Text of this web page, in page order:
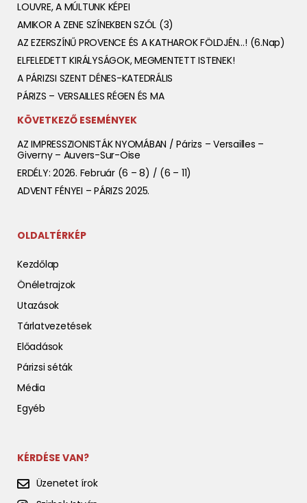
LOUVRE, A MÚLTUNK KÉPEI
AMIKOR A ZENE SZÍNEKBEN SZÓL (3)
AZ EZERSZÍNŰ PROVENCE ÉS A KATHAROK FÖLDJÉN…! (6.nap)
ELFELEDETT KIRÁLYSÁGOK, MEGMENTETT ISTENEK!
A PÁRIZSI SZENT DÉNES-KATEDRÁLIS
PÁRIZS – VERSAILLES RÉGEN ÉS MA
KÖVETKEZŐ ESEMÉNYEK
AZ IMPRESSZIONISTÁK NYOMÁBAN / Párizs – Versailles –
Giverny – Auvers-Sur-Oise
ERDÉLY: 2026. Február (6 – 8) / (6 – 11)
ADVENT FÉNYEI – PÁRIZS 2025.
OLDALTÉRKÉP
Kezdőlap
Önéletrajzok
Utazások
Tárlatvezetések
Előadások
Párizsi séták
Média
Egyéb
KÉRDÉSE VAN?
Üzenetet írok